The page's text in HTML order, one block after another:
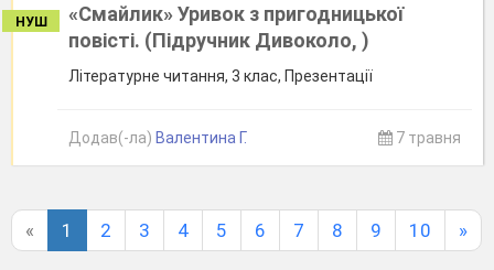
НУШ
«Смайлик» Уривок з пригодницької
повісті. (Підручник Дивоколо, )
Літературне читання, 3 клас, Презентації
Додав(-ла) Валентина Г. 7 травня
« 1 2 3 4 5 6 7 8 9 10 »